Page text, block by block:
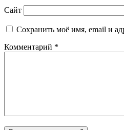
Сайт
Сохранить моё имя, email и
Комментарий *